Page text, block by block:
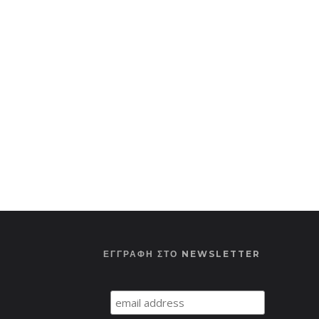
ΕΓΓΡΑΦΗ ΣΤΟ NEWSLETTER